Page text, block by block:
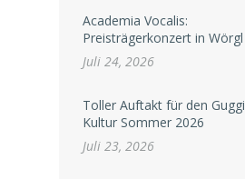
Academia Vocalis:
Preisträgerkonzert in Wörgl
Juli 24, 2026
Toller Auftakt für den Guggi
Kultur Sommer 2026
Juli 23, 2026